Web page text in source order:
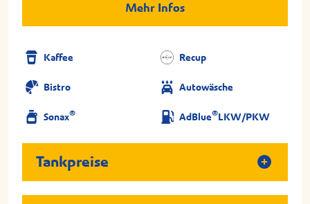
Mehr Infos
Kaffee Recup
Bistro Autowäsche
Sonax® AdBlue®LKW/PKW
Tankpreise